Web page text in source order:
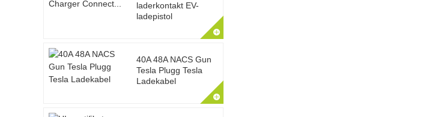
laderkontakt EV-
ladepistol
40A 48A NACS Gun
Tesla Plugg Tesla
Ladekabel